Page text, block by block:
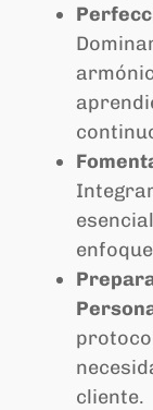
cliente.